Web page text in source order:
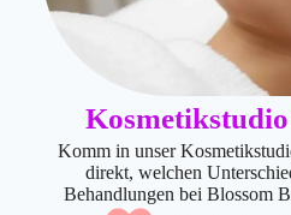
Komm in unser
direkt, welchen
Behandlungen bei Blossom